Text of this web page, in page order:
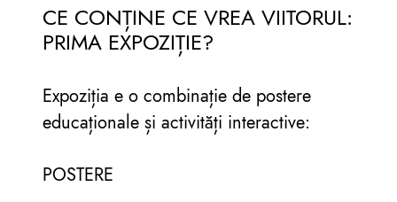
CE CONȚINE CE VREA VIITORUL:
PRIMA EXPOZIȚIE?
Expoziția e o combinație de postere
educaționale și activități interactive:
POSTERE